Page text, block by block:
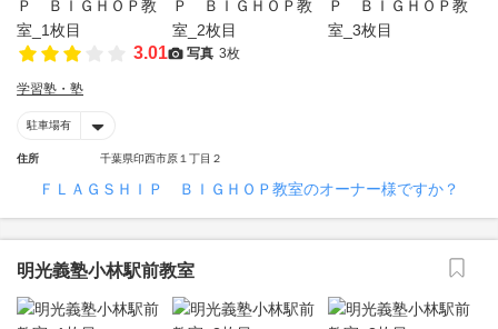
3.01 写真 3枚
学習塾・塾
駐車場有
住所 千葉県印西市原１丁目２
ＦＬＡＧＳＨＩＰ ＢＩＧＨＯＰ教室のオーナー様ですか？
明光義塾小林駅前教室